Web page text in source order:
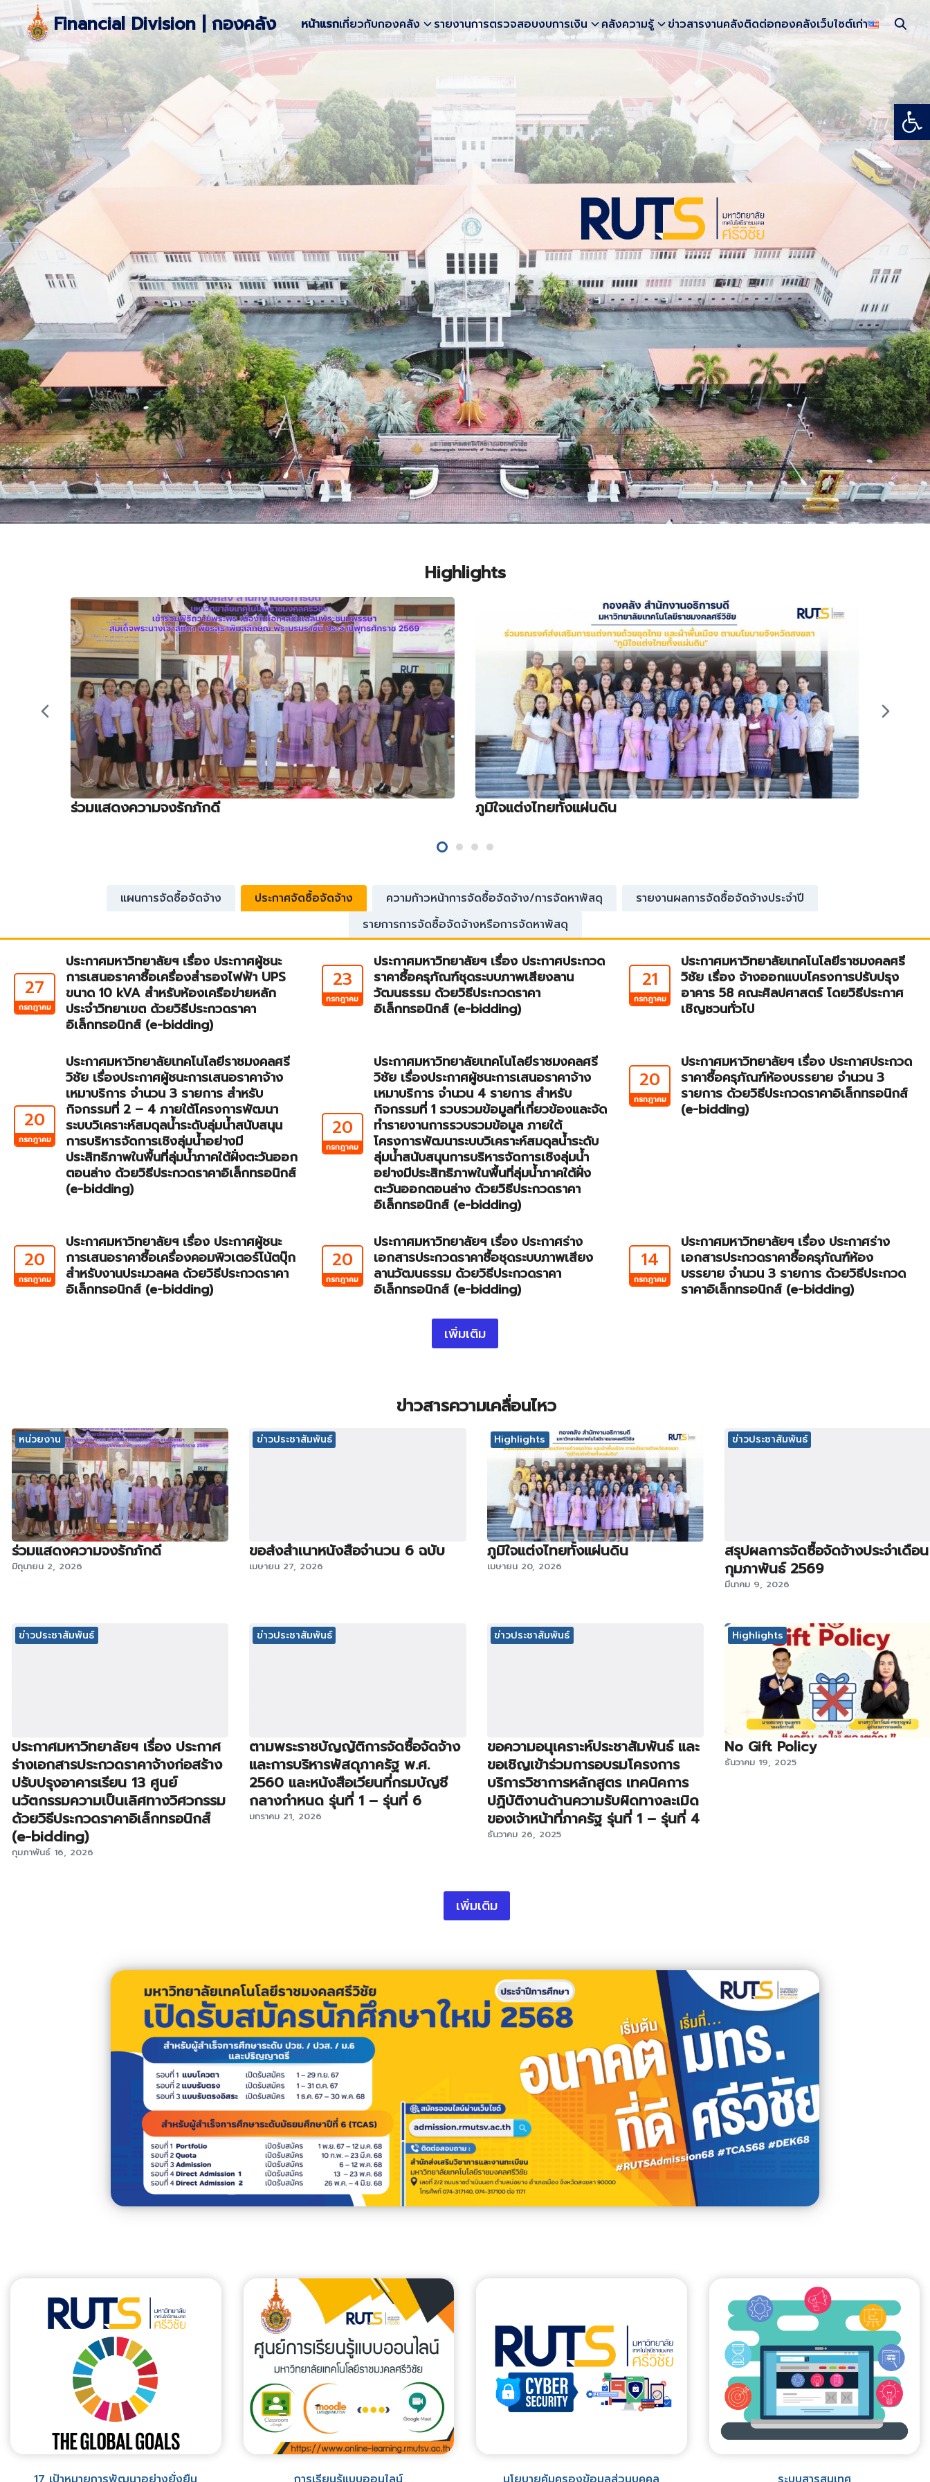
to
content
Financial Division | กองคลัง หน้าแรกเกี่ยวกับกองคลัง รายงานการตรวจสอบงบการเงิน คลังความรู้ ข่าวสารงานคลังติดต่อกองคลังเว็บไซต์เก่า
Search
for:
Highlights
ร่วมแสดงความจงรักภักดี ภูมิใจแต่งไทยทั้งแผ่นดิน
แผนการจัดซื้อจัดจ้าง ประกาศจัดซื้อจัดจ้าง ความก้าวหน้าการจัดซื้อจัดจ้าง/การจัดหาพัสดุ
รายงานผลการจัดซื้อจัดจ้างประจำปี
รายการการจัดซื้อจัดจ้างหรือการจัดหาพัสดุ
27
กรกฎาคม
ประกาศมหาวิทยาลัยฯ เรื่อง ประกาศผู้ชนะ
การเสนอราคาซื้อเครื่องสำรองไฟฟ้า UPS
ขนาด 10 kVA สำหรับห้องเครือข่ายหลัก
ประจำวิทยาเขต ด้วยวิธีประกวดราคา
อิเล็กทรอนิกส์ (e-bidding)
23
กรกฎาคม
ประกาศมหาวิทยาลัยฯ เรื่อง ประกาศประกวด
ราคาซื้อครุภัณฑ์ชุดระบบภาพเสียงลาน
วัฒนธรรม ด้วยวิธีประกวดราคา
อิเล็กทรอนิกส์ (e-bidding)
21
กรกฎาคม
ประกาศมหาวิทยาลัยเทคโนโลยีราชมงคลศรี
วิชัย เรื่อง จ้างออกแบบโครงการปรับปรุง
อาคาร 58 คณะศิลปศาสตร์ โดยวิธีประกาศ
เชิญชวนทั่วไป
20
กรกฎาคม
ประกาศมหาวิทยาลัยเทคโนโลยีราชมงคลศรี
วิชัย เรื่องประกาศผู้ชนะการเสนอราคาจ้าง
เหมาบริการ จำนวน 3 รายการ สำหรับ
กิจกรรมที่ 2 – 4 ภายใต้โครงการพัฒนา
ระบบวิเคราะห์สมดุลน้ำระดับลุ่มน้ำสนับสนุน
การบริหารจัดการเชิงลุ่มน้ำอย่างมี
ประสิทธิภาพในพื้นที่ลุ่มน้ำภาคใต้ฝั่งตะวันออก
ตอนล่าง ด้วยวิธีประกวดราคาอิเล็กทรอนิกส์
(e-bidding)
20
กรกฎาคม
ประกาศมหาวิทยาลัยเทคโนโลยีราชมงคลศรี
วิชัย เรื่องประกาศผู้ชนะการเสนอราคาจ้าง
เหมาบริการ จำนวน 4 รายการ สำหรับ
กิจกรรมที่ 1 รวบรวมข้อมูลที่เกี่ยวข้องและจัด
ทำรายงานการรวบรวมข้อมูล ภายใต้
โครงการพัฒนาระบบวิเคราะห์สมดุลน้ำระดับ
ลุ่มน้ำสนับสนุนการบริหารจัดการเชิงลุ่มน้ำ
อย่างมีประสิทธิภาพในพื้นที่ลุ่มน้ำภาคใต้ฝั่ง
ตะวันออกตอนล่าง ด้วยวิธีประกวดราคา
อิเล็กทรอนิกส์ (e-bidding)
20
กรกฎาคม
ประกาศมหาวิทยาลัยฯ เรื่อง ประกาศประกวด
ราคาซื้อครุภัณฑ์ห้องบรรยาย จำนวน 3
รายการ ด้วยวิธีประกวดราคาอิเล็กทรอนิกส์
(e-bidding)
20
กรกฎาคม
ประกาศมหาวิทยาลัยฯ เรื่อง ประกาศผู้ชนะ
การเสนอราคาซื้อเครื่องคอมพิวเตอร์โน้ตบุ๊ก
สำหรับงานประมวลผล ด้วยวิธีประกวดราคา
อิเล็กทรอนิกส์ (e-bidding)
20
กรกฎาคม
ประกาศมหาวิทยาลัยฯ เรื่อง ประกาศร่าง
เอกสารประกวดราคาซื้อชุดระบบภาพเสียง
ลานวัฒนธรรม ด้วยวิธีประกวดราคา
อิเล็กทรอนิกส์ (e-bidding)
14
กรกฎาคม
ประกาศมหาวิทยาลัยฯ เรื่อง ประกาศร่าง
เอกสารประกวดราคาซื้อครุภัณฑ์ห้อง
บรรยาย จำนวน 3 รายการ ด้วยวิธีประกวด
ราคาอิเล็กทรอนิกส์ (e-bidding)
เพิ่มเติม
ข่าวสารความเคลื่อนไหว
หน่วยงาน
ร่วมแสดงความจงรักภักดี
มิถุนายน 2, 2026
ข่าวประชาสัมพันธ์
ขอส่งสำเนาหนังสือจำนวน 6 ฉบับ
เมษายน 27, 2026
Highlights
ภูมิใจแต่งไทยทั้งแผ่นดิน
เมษายน 20, 2026
ข่าวประชาสัมพันธ์
สรุปผลการจัดซื้อจัดจ้างประจำเดือน
กุมภาพันธ์ 2569
มีนาคม 9, 2026
ข่าวประชาสัมพันธ์
ประกาศมหาวิทยาลัยฯ เรื่อง ประกาศ
ร่างเอกสารประกวดราคาจ้างก่อสร้าง
ปรับปรุงอาคารเรียน 13 ศูนย์
นวัตกรรมความเป็นเลิศทางวิศวกรรม
ด้วยวิธีประกวดราคาอิเล็กทรอนิกส์
(e-bidding)
กุมภาพันธ์ 16, 2026
ข่าวประชาสัมพันธ์
ตามพระราชบัญญัติการจัดซื้อจัดจ้าง
และการบริหารพัสดุภาครัฐ พ.ศ.
2560 และหนังสือเวียนที่กรมบัญชี
กลางกำหนด รุ่นที่ 1 – รุ่นที่ 6
มกราคม 21, 2026
ข่าวประชาสัมพันธ์
ขอความอนุเคราะห์ประชาสัมพันธ์ และ
ขอเชิญเข้าร่วมการอบรมโครงการ
บริการวิชาการหลักสูตร เทคนิคการ
ปฏิบัติงานด้านความรับผิดทางละเมิด
ของเจ้าหน้าที่ภาครัฐ รุ่นที่ 1 – รุ่นที่ 4
ธันวาคม 26, 2025
Highlights
No Gift Policy
ธันวาคม 19, 2025
เพิ่มเติม